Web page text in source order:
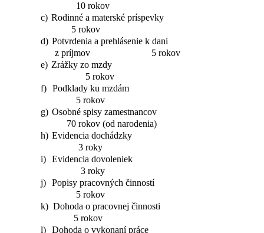
10 rokov
c) Rodinné a materské príspevky
5 rokov
d) Potvrdenia a prehlásenie k dani
z príjmov 5 rokov
e) Zrážky zo mzdy
5 rokov
f) Podklady ku mzdám
5 rokov
g) Osobné spisy zamestnancov
70 rokov (od narodenia)
h) Evidencia dochádzky
3 roky
i) Evidencia dovoleniek
3 roky
j) Popisy pracovných činností
5 rokov
k) Dohoda o pracovnej činnosti
5 rokov
l) Dohoda o vykonaní práce